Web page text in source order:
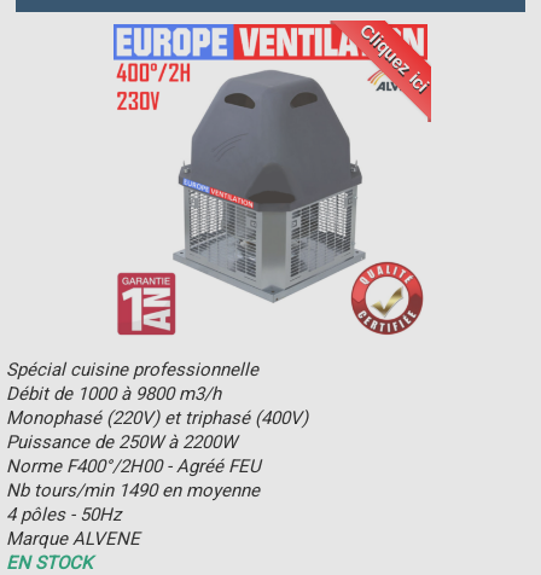
Cliquez ici
Spécial cuisine professionnelle
Débit de 1000 à 9800 m3/h
Monophasé (220V) et triphasé (400V)
Puissance de 250W à 2200W
Norme F400°/2H00 - Agréé FEU
Nb tours/min 1490 en moyenne
4 pôles - 50Hz
Marque ALVENE
EN STOCK